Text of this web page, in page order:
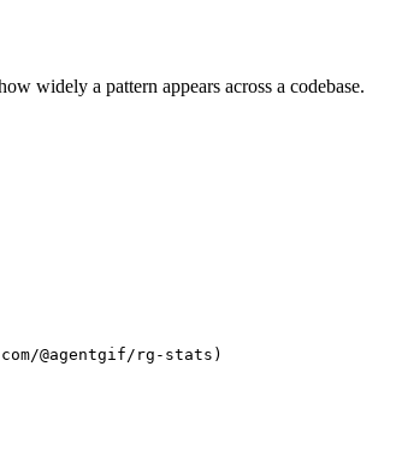
widely a pattern appears across a codebase.
@agentgif/rg-stats)